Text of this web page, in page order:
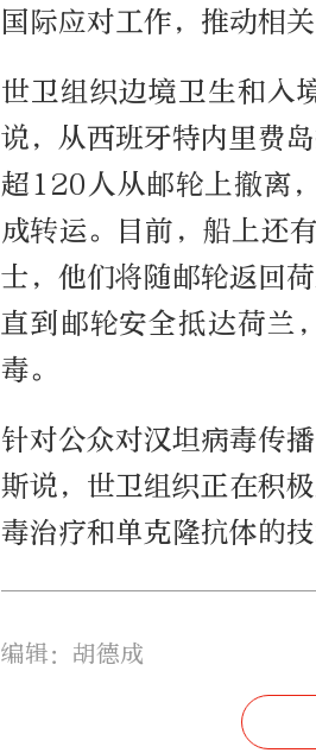
国际应对工作，推动相
世卫组织边境卫生和
说，从西班牙特内里费
超120人从邮轮上撤离
成转运。目前，船上还
士，他们将随邮轮返回
直到邮轮安全抵达荷兰
毒。
针对公众对汉坦病毒传
斯说，世卫组织正在积
毒治疗和单克隆抗体的
编辑：胡德成